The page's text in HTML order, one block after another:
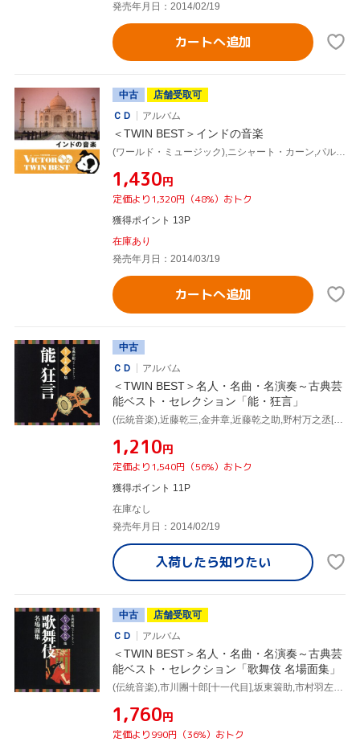
発売年月日：2014/02/19
カートへ追加
中古
店舗受取可
ＣＤ
アルバム
＜TWIN BEST＞インドの音楽
(ワールド・ミュージック),ニシャート・カーン,パルト・ダース,アムジャッド・アリ・カーン,バーラチャンダー,ダーガル・ブラザーズ,ガネーシュ・プラサード・ミシュラ&パーティー,プララド・ブラマーチャリー
¥1,430円
定価より1,320円（48%）おトク
獲得ポイント 13P
在庫あり
発売年月日：2014/03/19
カートへ追加
中古
ＣＤ
アルバム
＜TWIN BEST＞名人・名曲・名演奏～古典芸
能ベスト・セレクション「能・狂言」
(伝統音楽),近藤乾三,金井章,近藤乾之助,野村万之丞[四世],藤田大五郎(笛),野村万作[二世],野村万蔵[六世]
¥1,210円
定価より1,540円（56%）おトク
獲得ポイント 11P
在庫なし
発売年月日：2014/02/19
入荷したら知りたい
中古
店舗受取可
ＣＤ
アルバム
＜TWIN BEST＞名人・名曲・名演奏～古典芸
能ベスト・セレクション「歌舞伎 名場面集」
(伝統音楽),市川團十郎[十一代目],坂東簑助,市村羽左衛門[十五代目],坂東三津五郎[七代目],中村吉右衛門[初代],中村吉之丞,中村時蔵[三代目]
¥1,760円
定価より990円（36%）おトク